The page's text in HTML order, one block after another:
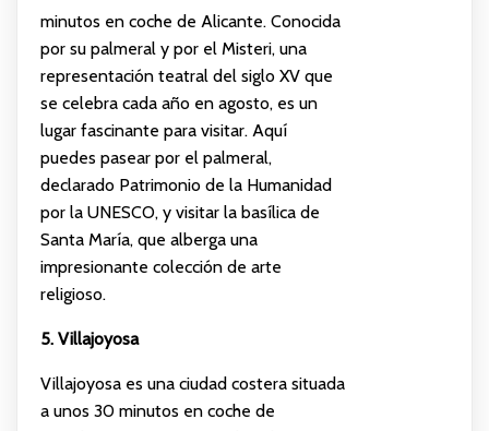
minutos en coche de Alicante. Conocida
por su palmeral y por el Misteri, una
representación teatral del siglo XV que
se celebra cada año en agosto, es un
lugar fascinante para visitar. Aquí
puedes pasear por el palmeral,
declarado Patrimonio de la Humanidad
por la UNESCO, y visitar la basílica de
Santa María, que alberga una
impresionante colección de arte
religioso.
5. Villajoyosa
Villajoyosa es una ciudad costera situada
a unos 30 minutos en coche de